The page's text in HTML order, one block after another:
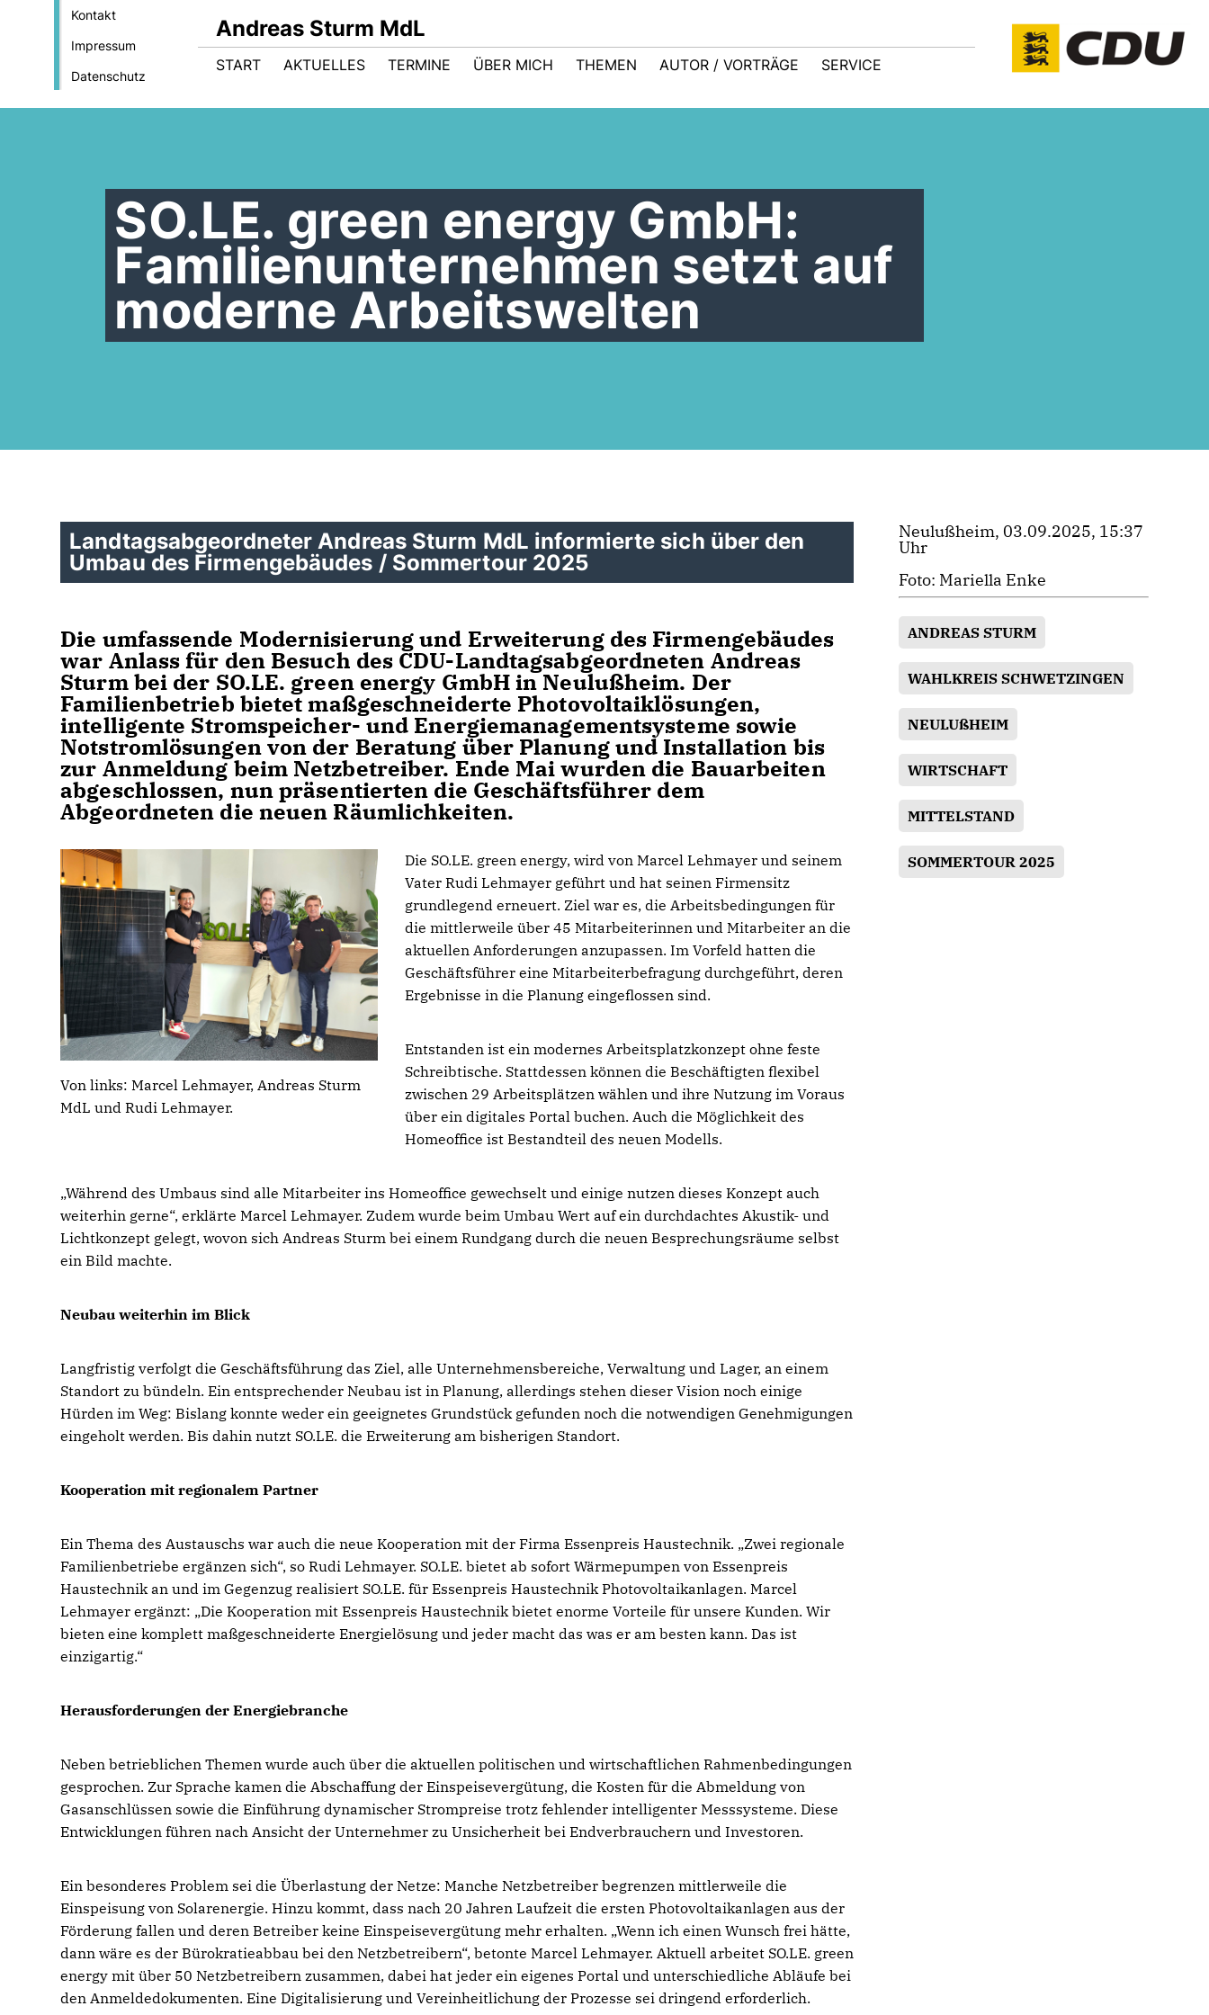
Kontakt
Impressum
Datenschutz
Andreas Sturm MdL
START AKTUELLES TERMINE ÜBER MICH THEMEN AUTOR / VORTRÄGE SERVICE
SO.LE. green energy GmbH:
Familienunternehmen setzt auf
moderne Arbeitswelten
Landtagsabgeordneter Andreas Sturm MdL informierte sich über den
Umbau des Firmengebäudes / Sommertour 2025
Die umfassende Modernisierung und Erweiterung des Firmengebäudes
war Anlass für den Besuch des CDU-Landtagsabgeordneten Andreas
Sturm bei der SO.LE. green energy GmbH in Neulußheim. Der
Familienbetrieb bietet maßgeschneiderte Photovoltaiklösungen,
intelligente Stromspeicher- und Energiemanagementsysteme sowie
Notstromlösungen von der Beratung über Planung und Installation bis
zur Anmeldung beim Netzbetreiber. Ende Mai wurden die Bauarbeiten
abgeschlossen, nun präsentierten die Geschäftsführer dem
Abgeordneten die neuen Räumlichkeiten.
Von links: Marcel Lehmayer, Andreas Sturm
MdL und Rudi Lehmayer.
Die SO.LE. green energy, wird von Marcel Lehmayer und seinem
Vater Rudi Lehmayer geführt und hat seinen Firmensitz
grundlegend erneuert. Ziel war es, die Arbeitsbedingungen für
die mittlerweile über 45 Mitarbeiterinnen und Mitarbeiter an die
aktuellen Anforderungen anzupassen. Im Vorfeld hatten die
Geschäftsführer eine Mitarbeiterbefragung durchgeführt, deren
Ergebnisse in die Planung eingeflossen sind.
Entstanden ist ein modernes Arbeitsplatzkonzept ohne feste
Schreibtische. Stattdessen können die Beschäftigten flexibel
zwischen 29 Arbeitsplätzen wählen und ihre Nutzung im Voraus
über ein digitales Portal buchen. Auch die Möglichkeit des
Homeoffice ist Bestandteil des neuen Modells.
Während des Umbaus sind alle Mitarbeiter ins Homeoffice gewechselt und einige nutzen dieses Konzept auch
weiterhin gerne“, erklärte Marcel Lehmayer. Zudem wurde beim Umbau Wert auf ein durchdachtes Akustik- und
Lichtkonzept gelegt, wovon sich Andreas Sturm bei einem Rundgang durch die neuen Besprechungsräume selbst
ein Bild machte.
Neubau weiterhin im Blick
Langfristig verfolgt die Geschäftsführung das Ziel, alle Unternehmensbereiche, Verwaltung und Lager, an einem
Standort zu bündeln. Ein entsprechender Neubau ist in Planung, allerdings stehen dieser Vision noch einige
Hürden im Weg: Bislang konnte weder ein geeignetes Grundstück gefunden noch die notwendigen Genehmigungen
eingeholt werden. Bis dahin nutzt SO.LE. die Erweiterung am bisherigen Standort.
Kooperation mit regionalem Partner
Ein Thema des Austauschs war auch die neue Kooperation mit der Firma Essenpreis Haustechnik. „Zwei regionale
Familienbetriebe ergänzen sich“, so Rudi Lehmayer. SO.LE. bietet ab sofort Wärmepumpen von Essenpreis
Haustechnik an und im Gegenzug realisiert SO.LE. für Essenpreis Haustechnik Photovoltaikanlagen. Marcel
Lehmayer ergänzt: „Die Kooperation mit Essenpreis Haustechnik bietet enorme Vorteile für unsere Kunden. Wir
bieten eine komplett maßgeschneiderte Energielösung und jeder macht das was er am besten kann. Das ist
einzigartig.“
Herausforderungen der Energiebranche
Neben betrieblichen Themen wurde auch über die aktuellen politischen und wirtschaftlichen Rahmenbedingungen
gesprochen. Zur Sprache kamen die Abschaffung der Einspeisevergütung, die Kosten für die Abmeldung von
Gasanschlüssen sowie die Einführung dynamischer Strompreise trotz fehlender intelligenter Messsysteme. Diese
Entwicklungen führen nach Ansicht der Unternehmer zu Unsicherheit bei Endverbrauchern und Investoren.
Ein besonderes Problem sei die Überlastung der Netze: Manche Netzbetreiber begrenzen mittlerweile die
Einspeisung von Solarenergie. Hinzu kommt, dass nach 20 Jahren Laufzeit die ersten Photovoltaikanlagen aus der
Förderung fallen und deren Betreiber keine Einspeisevergütung mehr erhalten. „Wenn ich einen Wunsch frei hätte,
dann wäre es der Bürokratieabbau bei den Netzbetreibern“, betonte Marcel Lehmayer. Aktuell arbeitet SO.LE. green
energy mit über 50 Netzbetreibern zusammen, dabei hat jeder ein eigenes Portal und unterschiedliche Abläufe bei
den Anmeldedokumenten. Eine Digitalisierung und Vereinheitlichung der Prozesse sei dringend erforderlich.
Neulußheim, 03.09.2025, 15:37
Uhr
Foto: Mariella Enke
ANDREAS STURM
WAHLKREIS SCHWETZINGEN
NEULUßHEIM
WIRTSCHAFT
MITTELSTAND
SOMMERTOUR 2025